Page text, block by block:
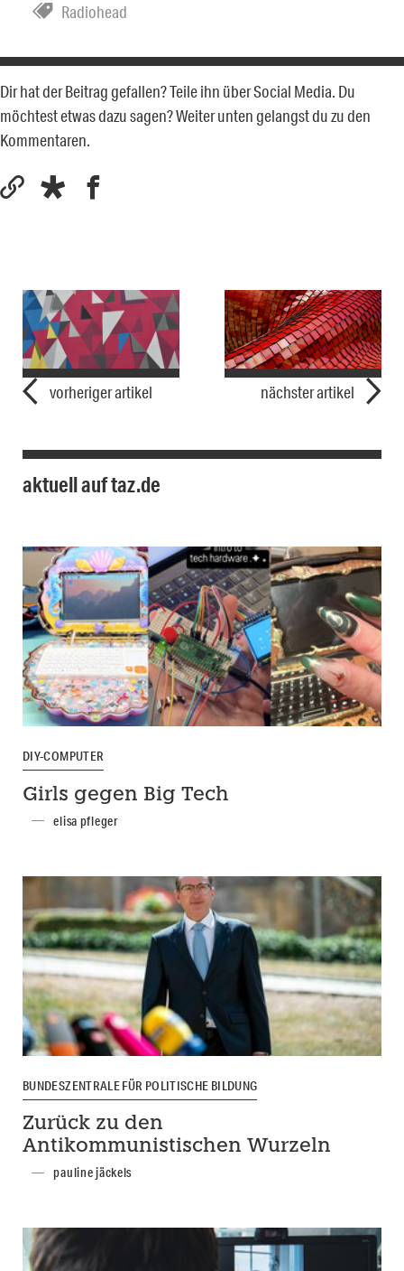
Radiohead
Dir hat der Beitrag gefallen? Teile ihn über Social Media. Du
möchtest etwas dazu sagen? Weiter unten gelangst du zu den
Kommentaren.
vorheriger artikel nächster artikel
aktuell auf taz.de
DIY-COMPUTER
Girls gegen Big Tech
elisa pfleger
BUNDESZENTRALE FÜR POLITISCHE BILDUNG
Zurück zu den
Antikommunistischen Wurzeln
pauline jäckels